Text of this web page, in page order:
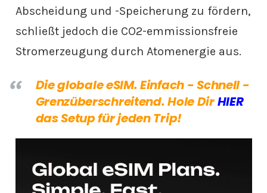
Abscheidung und -Speicherung zu fördern,
schließt jedoch die CO2-emmissionsfreie
Stromerzeugung durch Atomenergie aus.
Die globale eSIM. Einfach - Schnell -
Grenzüberschreitend. Hole DirHIER
das Setup für jeden Trip!